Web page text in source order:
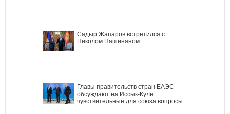
Садыр Жапаров встретился с
Николом Пашиняном
Главы правительств стран ЕАЭС
обсуждают на Иссык-Куле
чувствительные для союза вопросы